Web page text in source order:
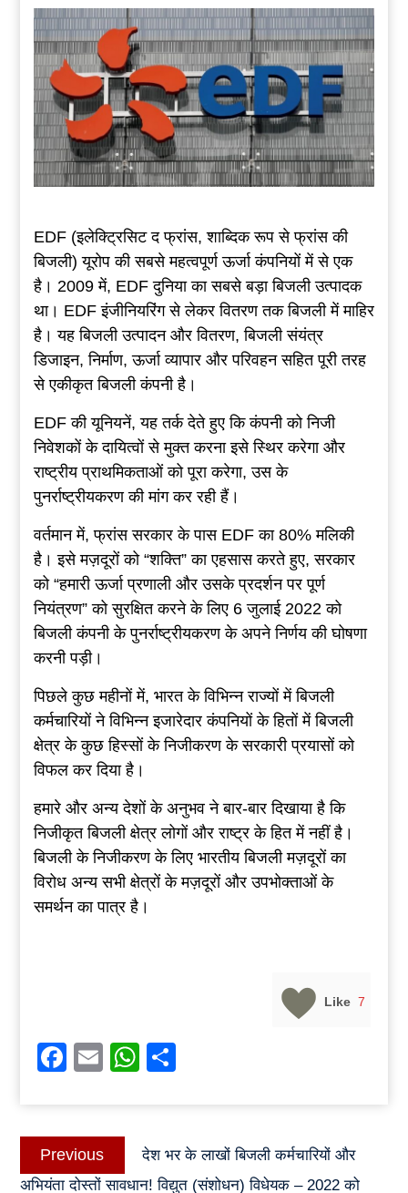
EDF (इलेक्ट्रिसिट द फ्रांस, शाब्दिक रूप से फ्रांस की
बिजली) यूरोप की सबसे महत्वपूर्ण ऊर्जा कंपनियों में से एक
है। 2009 में, EDF दुनिया का सबसे बड़ा बिजली उत्पादक
था। EDF इंजीनियरिंग से लेकर वितरण तक बिजली में माहिर
है। यह बिजली उत्पादन और वितरण, बिजली संयंत्र
डिजाइन, निर्माण, ऊर्जा व्यापार और परिवहन सहित पूरी तरह
से एकीकृत बिजली कंपनी है।
EDF की यूनियनें, यह तर्क देते हुए कि कंपनी को निजी
निवेशकों के दायित्वों से मुक्त करना इसे स्थिर करेगा और
राष्ट्रीय प्राथमिकताओं को पूरा करेगा, उस के
पुनर्राष्ट्रीयकरण की मांग कर रही हैं।
वर्तमान में, फ्रांस सरकार के पास EDF का 80% मलिकी
है। इसे मज़दूरों को “शक्ति” का एहसास करते हुए, सरकार
को “हमारी ऊर्जा प्रणाली और उसके प्रदर्शन पर पूर्ण
नियंत्रण” को सुरक्षित करने के लिए 6 जुलाई 2022 को
बिजली कंपनी के पुनर्राष्ट्रीयकरण के अपने निर्णय की घोषणा
करनी पड़ी।
पिछले कुछ महीनों में, भारत के विभिन्न राज्यों में बिजली
कर्मचारियों ने विभिन्न इजारेदार कंपनियों के हितों में बिजली
क्षेत्र के कुछ हिस्सों के निजीकरण के सरकारी प्रयासों को
विफल कर दिया है।
हमारे और अन्य देशों के अनुभव ने बार-बार दिखाया है कि
निजीकृत बिजली क्षेत्र लोगों और राष्ट्र के हित में नहीं है।
बिजली के निजीकरण के लिए भारतीय बिजली मज़दूरों का
विरोध अन्य सभी क्षेत्रों के मज़दूरों और उपभोक्ताओं के
समर्थन का पात्र है।
Like 7
Facebook
EmailWhatsApp
Post
navigation
Previous
Previous
post:
देश भर के लाखों बिजली कर्मचारियों और
अभियंता दोस्तों सावधान! विद्युत (संशोधन) विधेयक – 2022 को